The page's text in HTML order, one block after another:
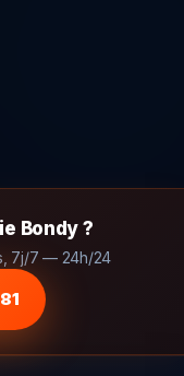
Bondy ?
7j/7 — 24h/24